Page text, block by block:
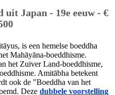
Japan - 19e eeuw - €
is een hemelse boeddha
Mahāyāna-boeddhisme.
het Zuiver Land-boeddhisme,
Amitābha betekent
ook de "Boeddha van het
Deze dubbele voorstelling